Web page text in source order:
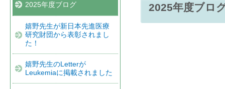
2025年度ブロ
2025年度ブログ
嬉野先生が新日本先進医療
研究財団から表彰されまし
た！
嬉野先生のLetterが
Leukemiaに掲載されました